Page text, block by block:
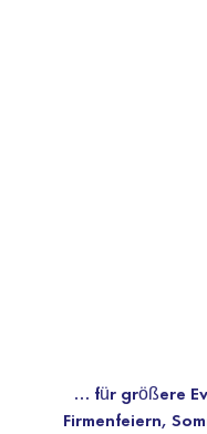
… für größere
Firmenfeiern,